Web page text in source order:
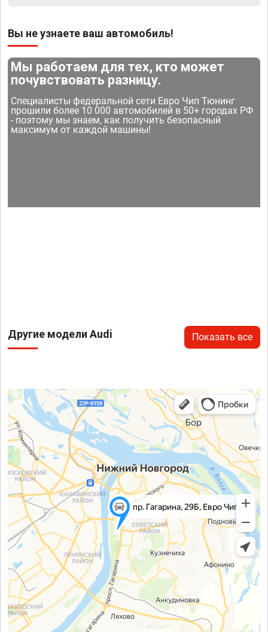
Вы не узнаете ваш автомобиль!
Мы работаем для тех, кто может
почувствовать разницу.
Специалисты федеральной сети Евро Чип Тюнинг
прошили более 10 000 автомобилей в 50+ городах РФ
- поэтому мы знаем, как получить безопасный
максимум от каждой машины!
Другие модели Audi Показать все